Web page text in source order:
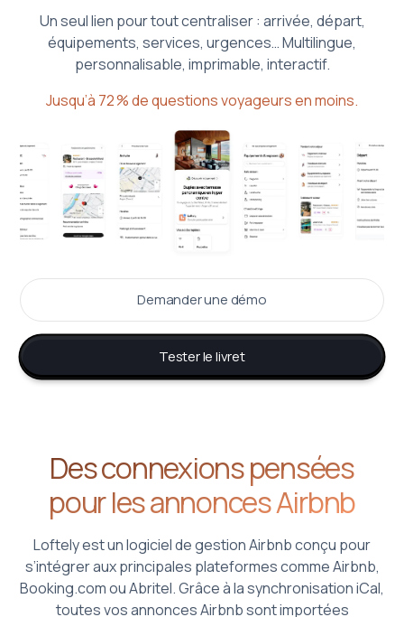
Un seul lien pour tout centraliser : arrivée, départ,
équipements, services, urgences… Multilingue,
personnalisable, imprimable, interactif.
Jusqu’à 72 % de questions voyageurs en moins.
Demander une démo
Tester le livret
Des connexions pensées
pour les annonces Airbnb
Loftely est un logiciel de gestion Airbnb conçu pour
s’intégrer aux principales plateformes comme Airbnb,
Booking.com ou Abritel. Grâce à la synchronisation iCal,
toutes vos annonces Airbnb sont importées